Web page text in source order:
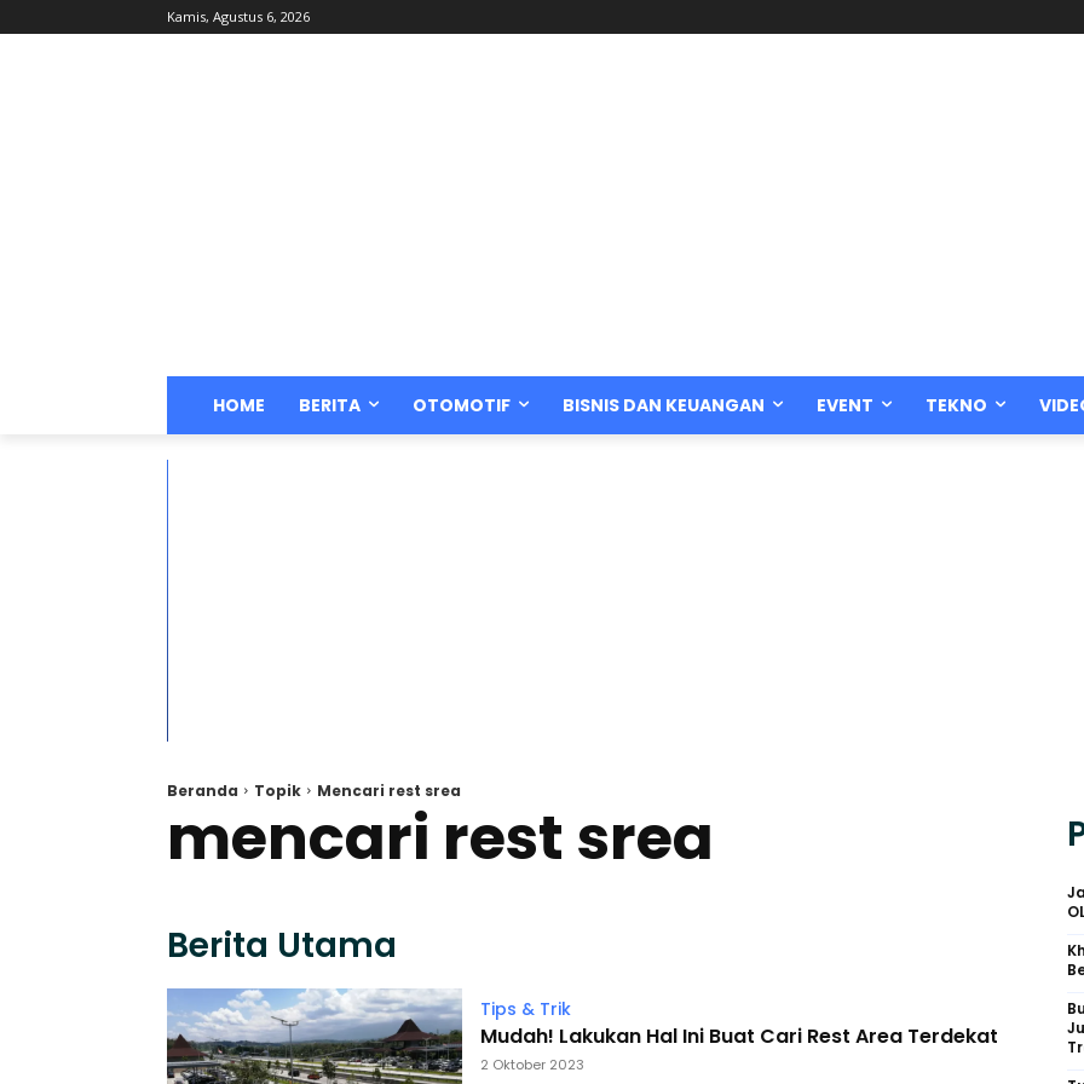
Kamis, Agustus 6, 2026
HOME BERITA OTOMOTIF BISNIS DAN KEUANGAN EVENT TEKNO
Beranda Topik Mencari rest srea
mencari rest srea
Berita Utama
Tips & Trik
Mudah! Lakukan Hal Ini Buat Cari Rest Area Terdekat
2 Oktober 2023